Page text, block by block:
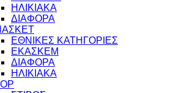
ΗΛΙΚΙΑΚΑ
ΔΙΑΦΟΡΑ
ΕΘΝΙΚΕΣ ΚΑΤΗΓΟΡΙΕΣ
ΕΚΑΣΚΕΜ
ΔΙΑΦΟΡΑ
ΗΛΙΚΙΑΚΑ